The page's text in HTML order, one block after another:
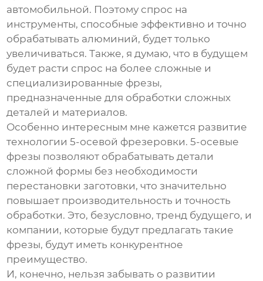
автомобильной. Поэтому спрос на
инструменты, способные эффективно и точно
обрабатывать алюминий, будет только
увеличиваться. Также, я думаю, что в будущем
будет расти спрос на более сложные и
специализированные фрезы,
предназначенные для обработки сложных
деталей и материалов.
Особенно интересным мне кажется развитие
технологии 5-осевой фрезеровки. 5-осевые
фрезы позволяют обрабатывать детали
сложной формы без необходимости
перестановки заготовки, что значительно
повышает производительность и точность
обработки. Это, безусловно, тренд будущего, и
компании, которые будут предлагать такие
фрезы, будут иметь конкурентное
преимущество.
И, конечно, нельзя забывать о развитии